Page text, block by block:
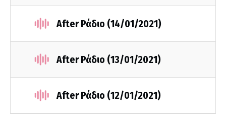
After Ράδιο (14/01/2021)
After Ράδιο (13/01/2021)
After Ράδιο (12/01/2021)